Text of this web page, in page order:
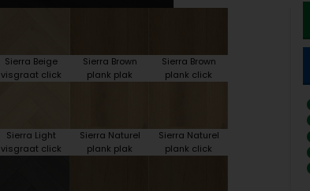
Sierra Beige
visgraat click
Sierra Brown
plank plak
Sierra Brown
plank click
Sierra Light
visgraat click
Sierra Naturel
plank plak
Sierra Naturel
plank click